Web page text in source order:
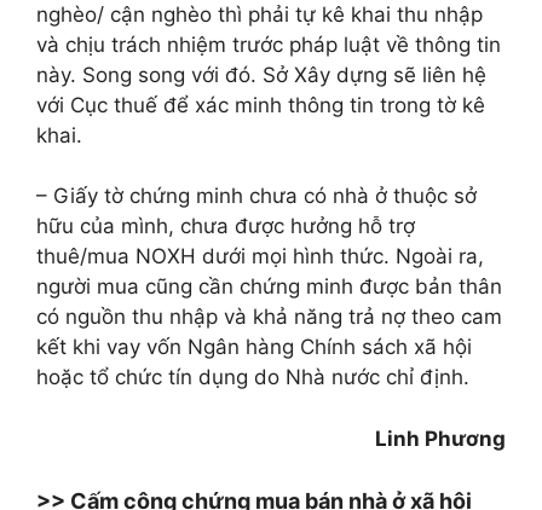
nghèo/ cận nghèo thì phải tự kê khai thu nhập
và chịu trách nhiệm trước pháp luật về thông tin
này. Song song với đó. Sở Xây dựng sẽ liên hệ
với Cục thuế để xác minh thông tin trong tờ kê
khai.
– Giấy tờ chứng minh chưa có nhà ở thuộc sở
hữu của mình, chưa được hưởng hỗ trợ
thuê/mua NOXH dưới mọi hình thức. Ngoài ra,
người mua cũng cần chứng minh được bản thân
có nguồn thu nhập và khả năng trả nợ theo cam
kết khi vay vốn Ngân hàng Chính sách xã hội
hoặc tổ chức tín dụng do Nhà nước chỉ định.
Linh Phương
>> Cấm công chứng mua bán nhà ở xã hội